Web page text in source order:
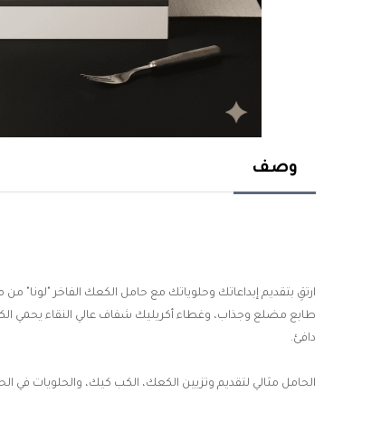
وصف
ارتقِ بتقديم إبداعاتك وحلوياتك
طابع مضلع وجذاب، وغطاء أكريليك شفاف عالي النقاء
دافئ.
الحامل مثالي لتقديم وتزيين الكعك، الكب كيك، والحلويات في